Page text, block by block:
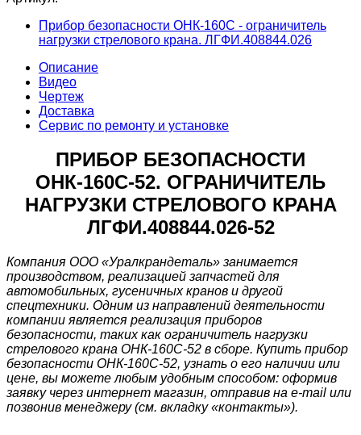
Прибор безопасности ОНК-160С - ограничитель
нагрузки стрелового крана. ЛГФИ.408844.026
Описание
Видео
Чертеж
Доставка
Сервис по ремонту и установке
ПРИБОР БЕЗОПАСНОСТИ
ОНК-160С-52. ОГРАНИЧИТЕЛЬ
НАГРУЗКИ СТРЕЛОВОГО КРАНА
ЛГФИ.408844.026-52
Компания ООО «Уралкрандеталь» занимается
производством, реализацией запчастей для
автомобильных, гусеничных кранов и другой
спецтехники. Одним из направлений деятельности
компании является реализация приборов
безопасности, таких как ограничитель нагрузки
стрелового крана ОНК-160С-52 в сборе. Купить прибор
безопасности ОНК-160С-52, узнать о его наличии или
цене, вы можете любым удобным способом: оформив
заявку через интернет магазин, отправив на e-mail или
позвонив менеджеру (см. вкладку «контакты»).